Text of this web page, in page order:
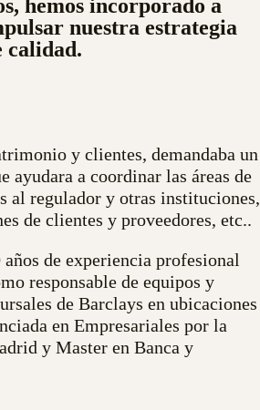
hemos incorporado a
nuestra estrategia
calidad.
y clientes, demandaba un
ayudara a coordinar las áreas de
al regulador y otras instituciones,
de clientes y proveedores, etc..
de experiencia profesional
responsable de equipos y
de Barclays en ubicaciones
en Empresariales por la
y Master en Banca y